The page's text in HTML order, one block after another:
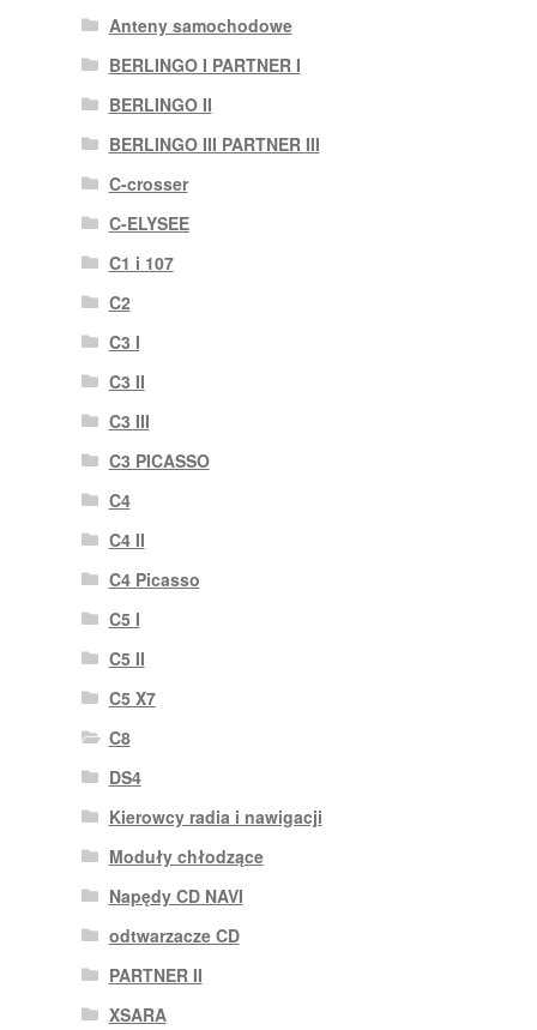
Anteny samochodowe
BERLINGO I PARTNER I
BERLINGO II
BERLINGO III PARTNER III
C-crosser
C-ELYSEE
C1 i 107
C2
C3 I
C3 II
C3 III
C3 PICASSO
C4
C4 II
C4 Picasso
C5 I
C5 II
C5 X7
C8
DS4
Kierowcy radia i nawigacji
Moduły chłodzące
Napędy CD NAVI
odtwarzacze CD
PARTNER II
XSARA